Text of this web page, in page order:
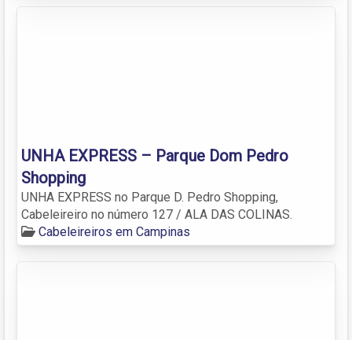
UNHA EXPRESS – Parque Dom Pedro
Shopping
UNHA EXPRESS no Parque D. Pedro Shopping,
Cabeleireiro no número 127 / ALA DAS COLINAS.
Cabeleireiros em Campinas